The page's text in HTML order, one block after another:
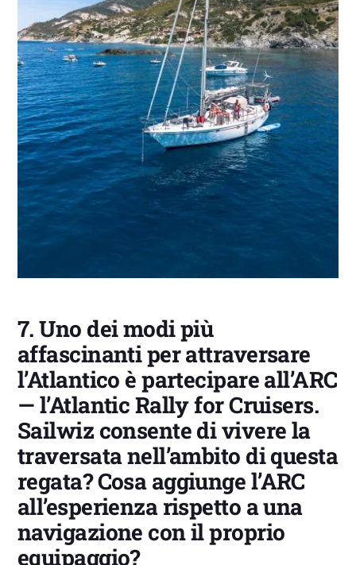
7.Uno dei modi più
affascinanti per attraversare
l’Atlantico è partecipare all’ARC
— l’Atlantic Rally for Cruisers.
Sailwiz consente di vivere la
traversata nell’ambito di questa
regata? Cosa aggiunge l’ARC
all’esperienza rispetto a una
navigazione con il proprio
equipaggio?